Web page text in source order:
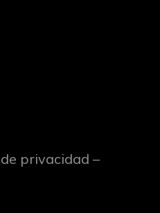
privacidad –